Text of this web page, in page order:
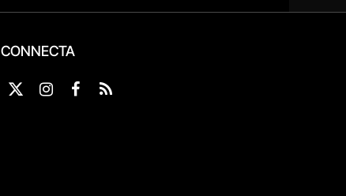
CONNECTA
X
Instagram
Facebook
RSS